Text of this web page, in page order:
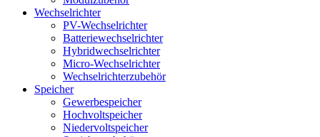
Wechselrichter
PV-Wechselrichter
Batteriewechselrichter
Hybridwechselrichter
Micro-Wechselrichter
Wechselrichterzubehör
Speicher
Gewerbespeicher
Hochvoltspeicher
Niedervoltspeicher